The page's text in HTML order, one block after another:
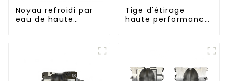
Noyau refroidi par
eau de haute
Tige d'étirage
haute performance